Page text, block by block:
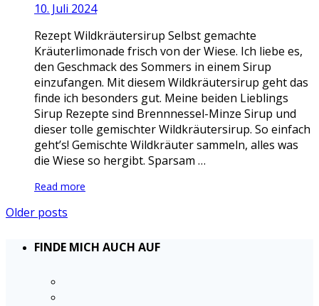
10. Juli 2024
Rezept Wildkräutersirup Selbst gemachte
Kräuterlimonade frisch von der Wiese. Ich liebe es,
den Geschmack des Sommers in einem Sirup
einzufangen. Mit diesem Wildkräutersirup geht das
finde ich besonders gut. Meine beiden Lieblings
Sirup Rezepte sind Brennnessel-Minze Sirup und
dieser tolle gemischter Wildkräutersirup. So einfach
geht’s! Gemischte Wildkräuter sammeln, alles was
die Wiese so hergibt. Sparsam …
Read more
Older posts
FINDE MICH AUCH AUF